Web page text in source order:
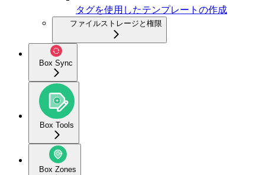
タグを使用したテンプレートの作成
ファイルストレージと権限
Box Sync
Box Tools
Box Zones